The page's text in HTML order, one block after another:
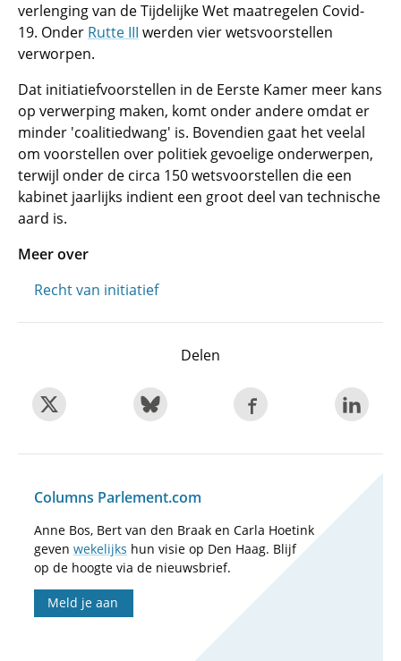
verlenging van de Tijdelijke Wet maatregelen Covid-
19. Onder Rutte III werden vier wetsvoorstellen
verworpen.
Dat initiatiefvoorstellen in de Eerste Kamer meer kans
op verwerping maken, komt onder andere omdat er
minder 'coalitiedwang' is. Bovendien gaat het veelal
om voorstellen over politiek gevoelige onderwerpen,
terwijl onder de circa 150 wetsvoorstellen die een
kabinet jaarlijks indient een groot deel van technische
aard is.
Meer over
Recht van initiatief
Delen
Columns Parlement.com
Anne Bos, Bert van den Braak en Carla Hoetink
geven wekelijks hun visie op Den Haag. Blijf
op de hoogte via de nieuwsbrief.
Meld je aan